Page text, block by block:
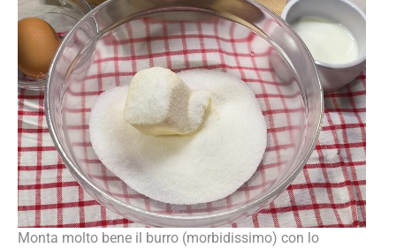
Monta molto bene il burro (morbidissimo) con lo